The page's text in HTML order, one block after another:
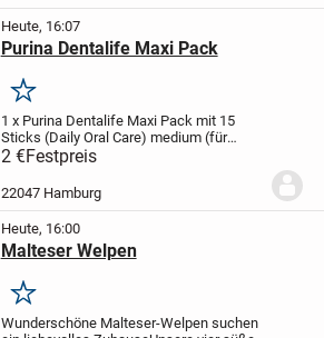
Heute, 16:07
Purina Dentalife Maxi Pack
Merken
1 x Purina Dentalife Maxi Pack mit 15
Sticks (Daily Oral Care) medium (für
mittelgroße Hunde 12-25 kg) zu
verkaufen. Originalverpackt und
ungeöffnet.
2 €Festpreis
22047 Hamburg
Heute, 16:00
Malteser Welpen
Merken
Wunderschöne Malteser-Welpen suchen